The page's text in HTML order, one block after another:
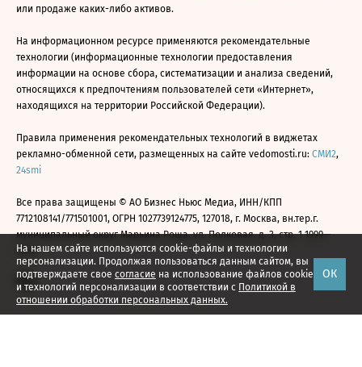
На нашем сайте используются cookie-файлы и технологии
персонализации. Продолжая пользоваться данным сайтом, вы
подтверждаете свое согласие на использование файлов cookie
и технологий персонализации в соответствии с Политикой в
отношении обработки персональных данных.
ОК
или продаже каких-либо активов.
На информационном ресурсе применяются рекомендательные
технологии (информационные технологии предоставления
информации на основе сбора, систематизации и анализа сведений,
относящихся к предпочтениям пользователей сети «Интернет»,
находящихся на территории Российской Федерации).
Правила применения рекомендательных технологий в виджетах
рекламно-обменной сети, размещенных на сайте vedomosti.ru: СМИ2,
24smi
Все права защищены © АО Бизнес Ньюс Медиа, ИНН/КПП
7712108141/771501001, ОГРН 1027739124775, 127018, г. Москва, вн.тер.г.
муниципальный округ Марьина Роща, ул. Полковая, д. 3, стр. 1 1999—
2026